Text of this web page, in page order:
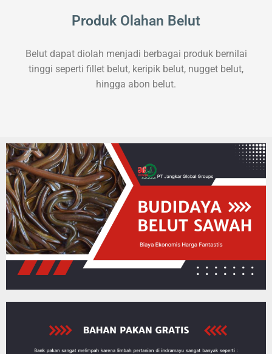
Produk Olahan Belut
Belut dapat diolah menjadi berbagai produk bernilai
tinggi seperti fillet belut, keripik belut, nugget belut,
hingga abon belut.